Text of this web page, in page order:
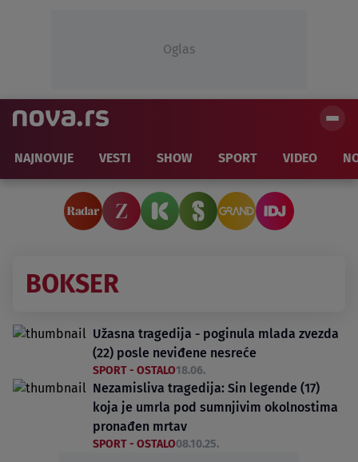
Oglas
NAJNOVIJE VESTI SHOW SPORT VIDEO
BOKSER
Užasna tragedija - poginula mlada zvezda
(22) posle neviđene nesreće
SPORT - OSTALO18.06.
Nezamisliva tragedija: Sin legende (17)
koja je umrla pod sumnjivim okolnostima
pronađen mrtav
SPORT - OSTALO08.10.25.